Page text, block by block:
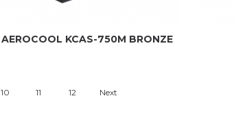
AEROCOOL KCAS-750M BRONZE
10 11 12 Next